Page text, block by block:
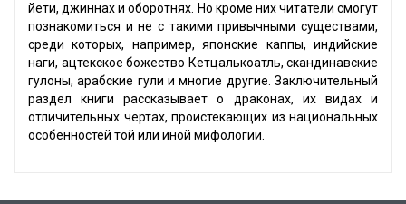
йети, джиннах и оборотнях. Но кроме них читатели смогут
познакомиться и не с такими привычными существами,
среди которых, например, японские каппы, индийские
наги, ацтекское божество Кетцалькоатль, скандинавские
гулоны, арабские гули и многие другие. Заключительный
раздел книги рассказывает о драконах, их видах и
отличительных чертах, проистекающих из национальных
особенностей той или иной мифологии.